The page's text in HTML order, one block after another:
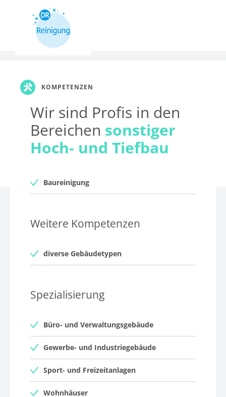
KOMPETENZEN
Wir sind Profis in den
Bereichen sonstiger
Hoch- und Tiefbau
Baureinigung
Weitere Kompetenzen
diverse Gebäudetypen
Spezialisierung
Büro- und Verwaltungsgebäude
Gewerbe- und Industriegebäude
Sport- und Freizeitanlagen
Wohnhäuser